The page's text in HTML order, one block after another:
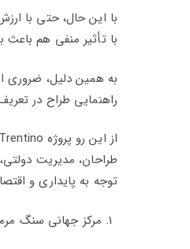
با این حال، حتی با
با تأثیر منفی هم
به همین دلیل، ضروری
راهنمایی طراح در
طراحان، مدیریت
توجه به پایداری و
مرکز جهانی سنگ